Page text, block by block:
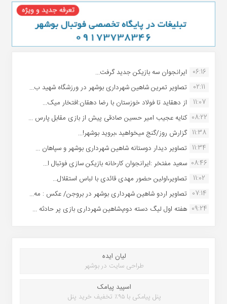
06:16 ایرانجوان سه بازیکن جدید گرفت...
02:11
تصاویر تمرین شاهین شهردارى بوشهر در ورزشگاه شهید ب...
11:07
از دهقاید تا فولاد خوزستان با رضا دهقان:افتخار میک...
08:22 کنایه عجیب امیر حسین صادقی پیش از بازی مقابل پارس ...
11:38 گزارش روز/گنج میخواهید ،بروید بوشهر!...
11:34 تصاویر دیدار دوستانه شاهین شهردارى بوشهر و سپاهان ...
08:46 سعید مفتخر :ایرانجوان کارخانه بازیکن سازی فوتبال ا...
11:02
تصاویر،اولین حضور مهدی قائدی با لباس استقلال...
07:14 تصاویر اردو شاهین شهرداری بوشهر در بروجن/ عکس : مه...
09:24 هفته اول لیگ دسته دوم،شاهین شهرداری بازی پر حادثه ...
لیان ایده
طراحی سایت در بوشهر
اسپید پیامک
پنل پیامکی با ۹۵٪ تخفیف خرید پنل